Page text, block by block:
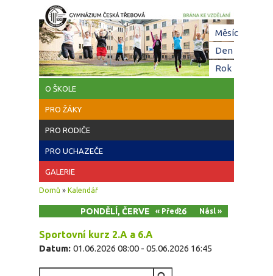
Přejít k hlavnímu obsahu
O ŠKOLE
PRO ŽÁKY
PRO RODIČE
PRO UCHAZEČE
GALERIE
Jste zde
Domů » Kalendář
PONDĚLÍ, ČERVEN 1, 2026
« Před Násl »
Sportovní kurz 2.A a 6.A
Datum: 01.06.2026 08:00 - 05.06.2026 16:45
Měsíc
Den(aktivní
Rok